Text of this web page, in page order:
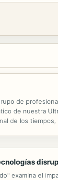
de
de nuestra
de los
examina el